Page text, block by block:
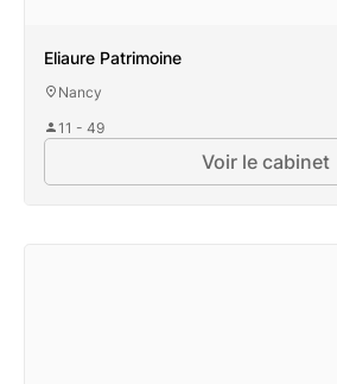
Eliaure Patrimoine
Nancy
11 - 49
Voir le cabinet